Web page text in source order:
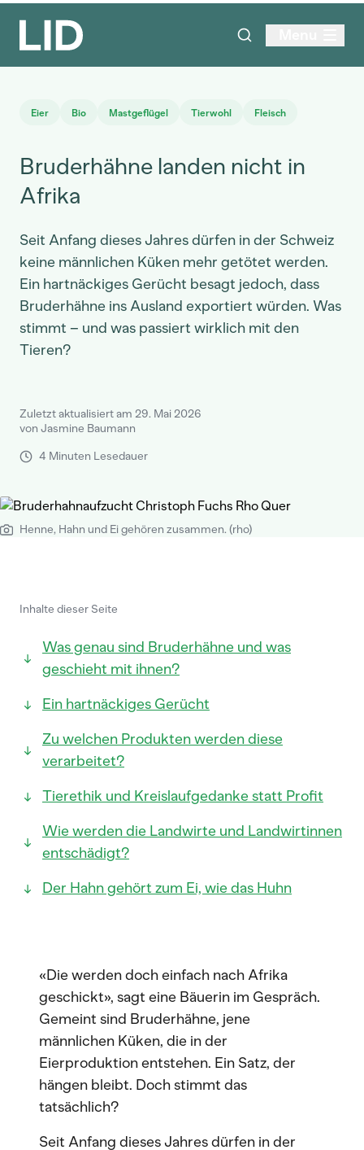
Eier Bio Mastgeflügel Tierwohl Fleisch
Bruderhähne landen nicht in
Afrika
Seit Anfang dieses Jahres dürfen in der Schweiz
keine männlichen Küken mehr getötet werden.
Ein hartnäckiges Gerücht besagt jedoch, dass
Bruderhähne ins Ausland exportiert würden. Was
stimmt – und was passiert wirklich mit den
Tieren?
Zuletzt aktualisiert am 29. Mai 2026
von Jasmine Baumann
4 Minuten Lesedauer
Henne, Hahn und Ei gehören zusammen. (rho)
Inhalte dieser Seite
Was genau sind Bruderhähne und was
geschieht mit ihnen?
Ein hartnäckiges Gerücht
Zu welchen Produkten werden diese
verarbeitet?
Tierethik und Kreislaufgedanke statt Profit
Wie werden die Landwirte und Landwirtinnen
entschädigt?
Der Hahn gehört zum Ei, wie das Huhn
«Die werden doch einfach nach Afrika
geschickt», sagt eine Bäuerin im Gespräch.
Gemeint sind Bruderhähne, jene
männlichen Küken, die in der
Eierproduktion entstehen. Ein Satz, der
hängen bleibt. Doch stimmt das
tatsächlich?
Seit Anfang dieses Jahres dürfen in der